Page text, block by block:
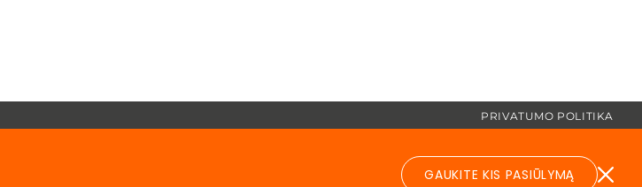
PRIVATUMO POLITIKA
GAUKITE KIS PASIŪLYMĄ